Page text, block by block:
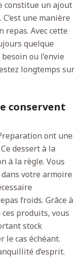
constitue un ajout
une manière
repas. Avec cette
quelque
ou l’envie
longtemps sur
conservent
ont une
dessert à la
à la règle. Vous
votre armoire
froids. Grâce à
produits, vous
stock
le cas échéant.
d’esprit.